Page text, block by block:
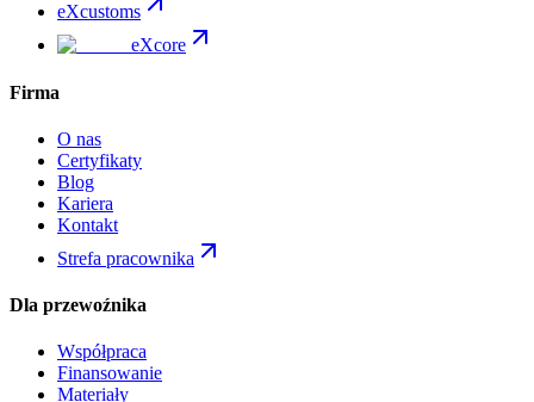
eXcustoms
eXcore
Firma
O nas
Certyfikaty
Blog
Kariera
Kontakt
Strefa pracownika
Dla przewoźnika
Współpraca
Finansowanie
Materiały